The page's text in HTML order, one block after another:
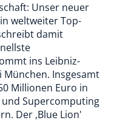
Unser neuer
weltweiter Top-
damit
ins Leibniz-
Insgesamt
Millionen Euro in
und Supercomputing
Der ,Blue Lion'